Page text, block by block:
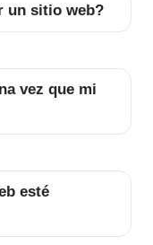
un sitio web?
vez que mi
esté